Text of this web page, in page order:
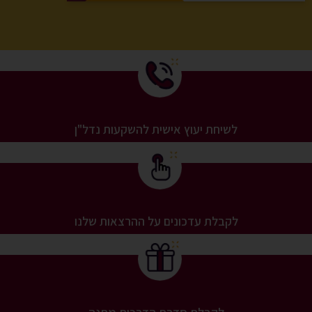
ומרגישים את תחושת השליחות שהולכת איתה (לסייע
לנשים בעולם הנדלנ”י)
אני בהחלט מודה לקב”ה שכיוון אותי להגיע לקורס של
זה בהחלט אחד הדברים המשמעותיים שעשיתי בחיים
שלי.
אז תודה ענקית שרון ודליה על הידע הרב שנתתם לי, על
אוהבת ומחכה כבר לעסקה הבאה ??
לשיחת יעוץ אישית להשקעות נדל"ן
לקבלת עדכונים על ההרצאות שלנו